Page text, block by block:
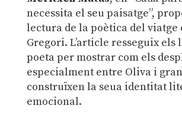
necessita el seu paisatge”,
lectura de la poètica del viatge
Gregori. L’article resseguix els
poeta per mostrar com els
especialment entre Oliva i
construïxen la seua identitat
emocional.